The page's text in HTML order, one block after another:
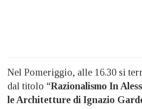
Nel Pomeriggio, alle 16.30 si
dal titolo “Razionalismo In
le Architetture di Ignazio